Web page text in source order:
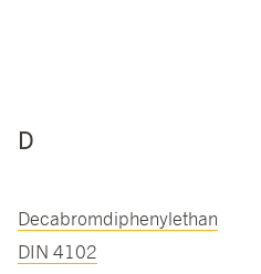
D
Decabromdiphenylethan
DIN 4102